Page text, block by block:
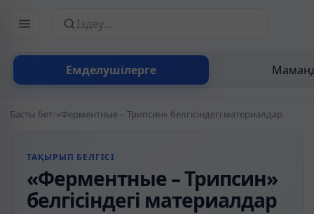
Емделушілерге
Сайттан іздеу
Басты бет/«Ферментные – Трипсин» белгісіндегі материалдар
ТАҚЫРЫП БЕЛГІСІ
«Ферментные – Трипсин»
белгісіндегі материалдар